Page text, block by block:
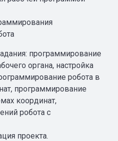
программирование
органа, настройка
робота в
программирование
координат,
робота с
проекта.